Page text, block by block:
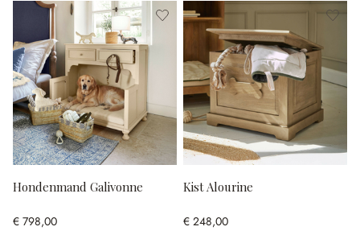
Hondenmand Galivonne
€ 798,00
Kist Alourine
€ 248,00